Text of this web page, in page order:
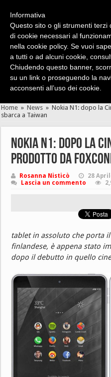
Cerca velocemente
Home » News » Nokia N1: dopo la
sbarca a Taiwan
Nokia N1: dopo la
prodotto da
Rosanna Nisticò 28
Lascia un commento
tablet in assoluto che porta
finlandese, è appena stato
dopo il debutto in quello
Informativa
Questo sito o gli strumenti terzi
di cookie necessari al
nella cookie policy. Se vuoi
a tutti o ad alcuni cookie,
Chiudendo questo banner,
su un link o proseguendo la
acconsenti all’uso dei cookie.